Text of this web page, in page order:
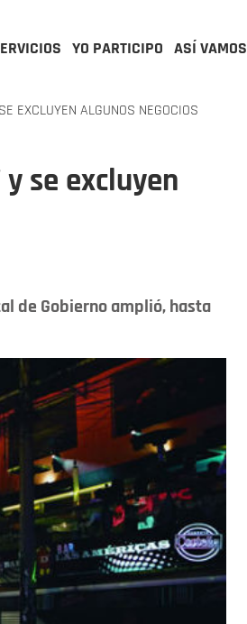
YO PARTICIPO ASÍ VAMOS
EXCLUYEN ALGUNOS NEGOCIOS
y se excluyen
de Gobierno amplió, hasta